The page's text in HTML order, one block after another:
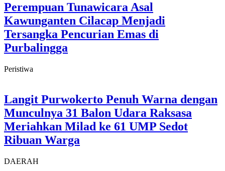
Perempuan Tunawicara Asal
Kawunganten Cilacap Menjadi
Tersangka Pencurian Emas di
Purbalingga
Peristiwa
Langit Purwokerto Penuh Warna dengan
Munculnya 31 Balon Udara Raksasa
Meriahkan Milad ke 61 UMP Sedot
Ribuan Warga
DAERAH